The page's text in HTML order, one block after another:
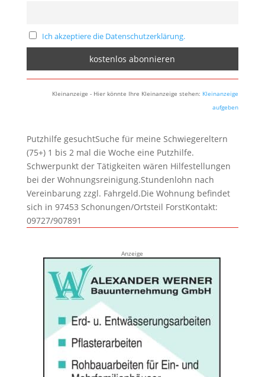
Ich akzeptiere die Datenschutzerklärung.
Kleinanzeige - Hier könnte Ihre Kleinanzeige stehen: Kleinanzeige
aufgeben
Putzhilfe gesuchtSuche für meine Schwiegereltern
(75+) 1 bis 2 mal die Woche eine Putzhilfe.
Schwerpunkt der Tätigkeiten wären Hilfestellungen
bei der Wohnungsreinigung.Stundenlohn nach
Vereinbarung zzgl. Fahrgeld.Die Wohnung befindet
sich in 97453 Schonungen/Ortsteil ForstKontakt:
09727/907891
Anzeige